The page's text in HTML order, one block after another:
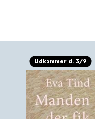
Udkommer d. 3/9